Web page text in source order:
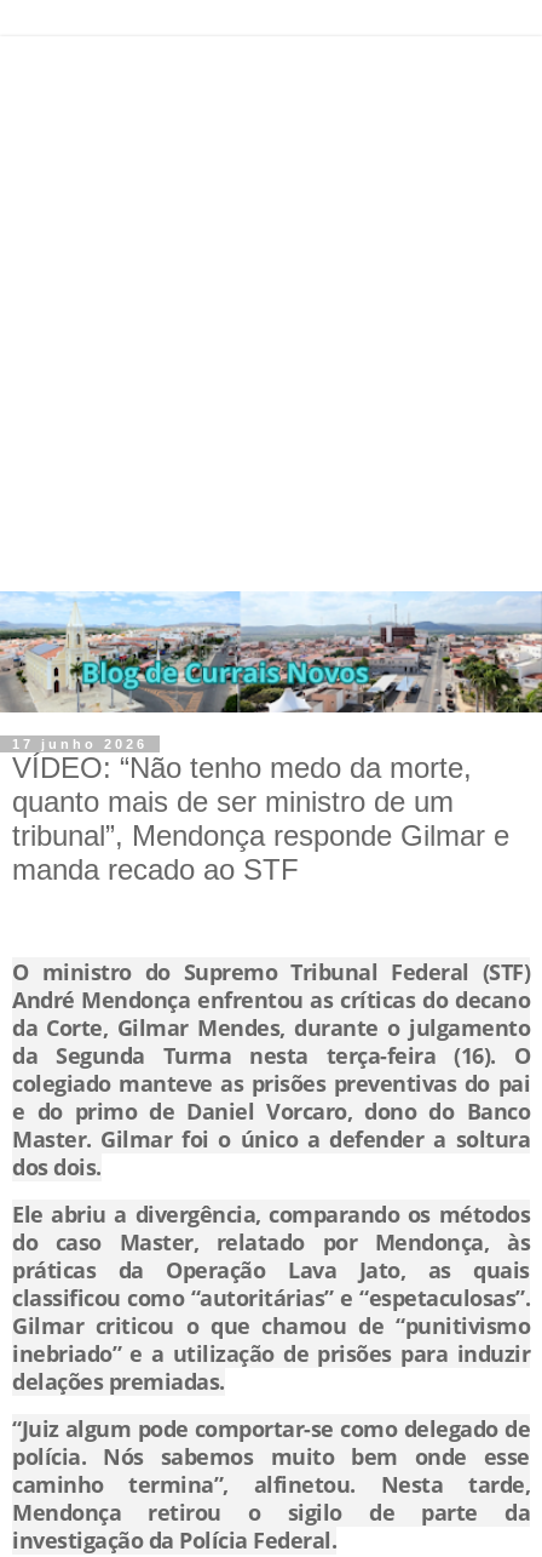
17 junho 2026
VÍDEO: “Não tenho medo da morte,
quanto mais de ser ministro de um
tribunal”, Mendonça responde Gilmar e
manda recado ao STF
O ministro do Supremo Tribunal Federal (STF)
André Mendonça enfrentou as críticas do decano
da Corte, Gilmar Mendes, durante o julgamento
da Segunda Turma nesta terça-feira (16). O
colegiado manteve as prisões preventivas do pai
e do primo de Daniel Vorcaro, dono do Banco
Master. Gilmar foi o único a defender a soltura
dos dois.
Ele abriu a divergência, comparando os métodos
do caso Master, relatado por Mendonça, às
práticas da Operação Lava Jato, as quais
classificou como “autoritárias” e “espetaculosas”.
Gilmar criticou o que chamou de “punitivismo
inebriado” e a utilização de prisões para induzir
delações premiadas.
“Juiz algum pode comportar-se como delegado de
polícia. Nós sabemos muito bem onde esse
caminho termina”, alfinetou. Nesta tarde,
Mendonça retirou o sigilo de parte da
investigação da Polícia Federal.